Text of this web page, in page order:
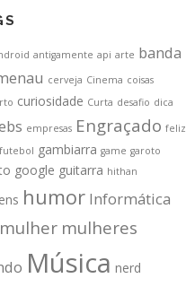
antigamente api arte banda
cerveja Cinema coisas
curiosidade Curta desafio dica
empresas Engraçado feliz
futebol gambiarra game garoto
google guitarra hithan
humor Informática
mulher mulheres
Música nerd